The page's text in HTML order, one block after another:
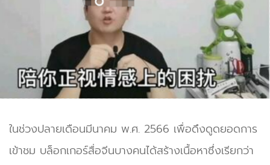
ในช่วงปลายเดือนมีนาคม พ.ศ. 2566 เพื่อดึงดูดยอดการ
เข้าชม บล็อกเกอร์สื่อจีนบางคนได้สร้างเนื้อหาซึ่งเรียกว่า